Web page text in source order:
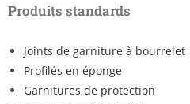
Produits standards
Joints de garniture à bourrelet
Profilés en éponge
Garnitures de protection